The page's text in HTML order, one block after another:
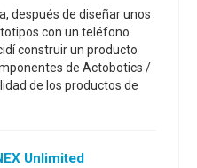
después de diseñar unos
con un teléfono
construir un producto
de Actobotics /
de los productos de
Unlimited